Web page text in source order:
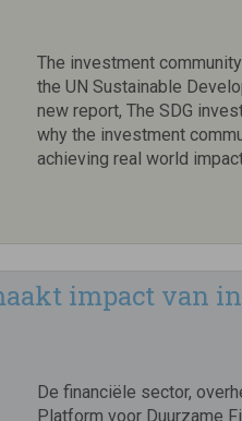
The investment
the UN Sustainable
new report, The SDG
why the investment
achieving real world
impact van
De financiële sector,
Platform voor Duurzame